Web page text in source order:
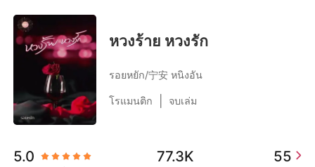
ประวัติการอ่าน
ออกจากระบบ
ดาวน์โหลดแอป
หมวดหมู่
สมัยใหม่
ประวัติศาสตร์
โรแมนติก
มหาเศรษฐี
หวงร้าย หวงรัก
รอยหยัก/宁安 หนิงอัน
โรแมนติก จบเล่ม
5.0 77.3K 55